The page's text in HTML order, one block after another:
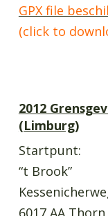
GPX file
(click to
2012
(Limburg)
Startpunt:
“t Brook”